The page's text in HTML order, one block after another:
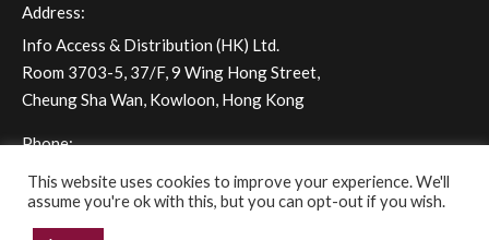
Address:
Info Access & Distribution (HK) Ltd.
Room 3703-5, 37/F, 9 Wing Hong Street,
Cheung Sha Wan, Kowloon, Hong Kong
Phone:
(+852) 2572 - 7228
This website uses cookies to improve your experience. We'll
assume you're ok with this, but you can opt-out if you wish.